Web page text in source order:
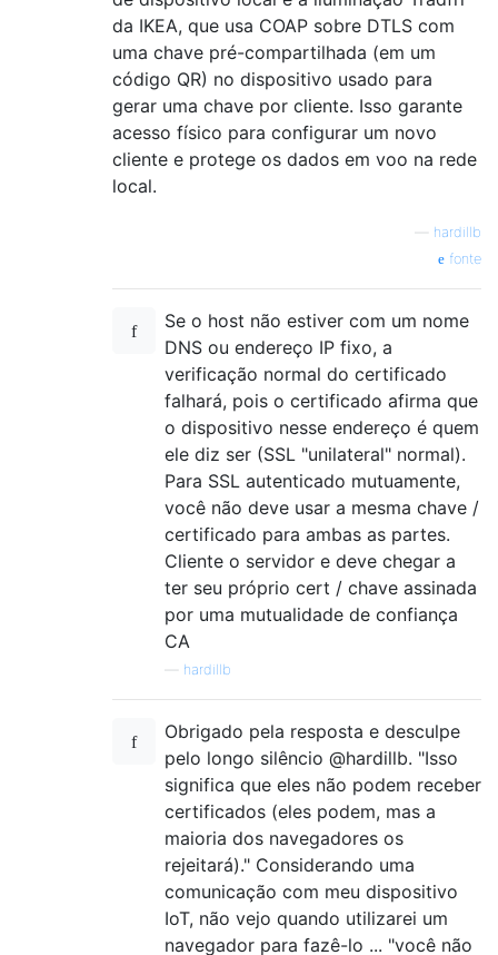
da IKEA, que usa COAP sobre DTLS com
uma chave pré-compartilhada (em um
código QR) no dispositivo usado para
gerar uma chave por cliente. Isso garante
acesso físico para configurar um novo
cliente e protege os dados em voo na rede
local.
hardillb
fonte
Se o host não estiver com um nome
DNS ou endereço IP fixo, a
verificação normal do certificado
falhará, pois o certificado afirma que
o dispositivo nesse endereço é quem
ele diz ser (SSL "unilateral" normal).
Para SSL autenticado mutuamente,
você não deve usar a mesma chave /
certificado para ambas as partes.
Cliente o servidor e deve chegar a
ter seu próprio cert / chave assinada
por uma mutualidade de confiança
CA
hardillb
Obrigado pela resposta e desculpe
pelo longo silêncio @hardillb. "Isso
significa que eles não podem receber
certificados (eles podem, mas a
maioria dos navegadores os
rejeitará)." Considerando uma
comunicação com meu dispositivo
IoT, não vejo quando utilizarei um
navegador para fazê-lo ... "você não